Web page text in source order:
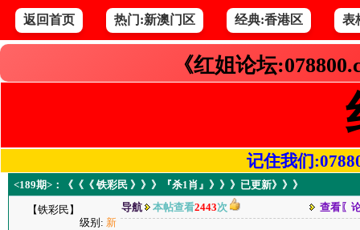
返回首页 热门:新澳门区 经典:香港区 表
《红姐论坛
记住我们
<189期>：《《《 铁彩民 》》》『杀1肖』》》》已更新》》》
【铁彩民】
级别: 新
导航 本帖查看2443次 查看〖